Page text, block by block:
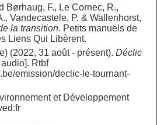
Børhaug, F., Le Cornec, R.,
Vandecastele, P. & Wallenhorst,
la transition. Petits manuels de
Liens Qui Libèrent.
(2022, 31 août - présent). Déclic
Rtbf
emission/declic-le-tournant-
et Développement